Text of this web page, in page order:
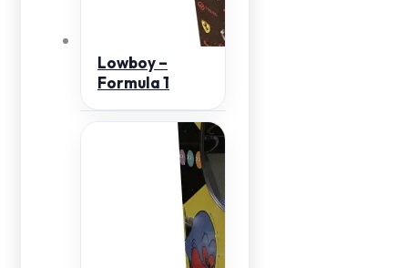
Lowboy –
Formula 1